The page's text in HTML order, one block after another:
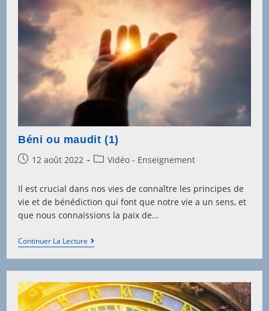
Béni ou maudit (1)
Post12 août 2022
PostVidéo - Enseignement
Il est crucial dans nos vies de connaître les principes de
vie et de bénédiction qui font que notre vie a un sens, et
que nous connaissions la paix de…
Continuer La LectureBéni
Ou
Maudit
(1)